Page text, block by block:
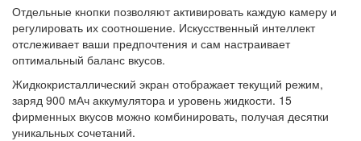
Отдельные кнопки позволяют активировать каждую камеру и
регулировать их соотношение. Искусственный интеллект
отслеживает ваши предпочтения и сам настраивает
оптимальный баланс вкусов.
Жидкокристаллический экран отображает текущий режим,
заряд 900 мАч аккумулятора и уровень жидкости. 15
фирменных вкусов можно комбинировать, получая десятки
уникальных сочетаний.